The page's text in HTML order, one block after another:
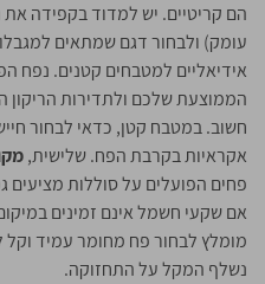
הם קריטיים. יש למדוד בקפידה
עומק) ולבחור דגם שמתאים
אידיאליים למטבחים קטנים. נפח
הממוצעת שלכם ולתדירות הריקון
חשוב. במטבח קטן, כדאי לבחור
אקראיות בקרבת הפח. שלישית,
פחים הפועלים על סוללות מציעים
אם שקעי חשמל אינם זמינים
מומלץ לבחור פח מחומר עמיד וקל
נשלף המקל על התחזוקה.